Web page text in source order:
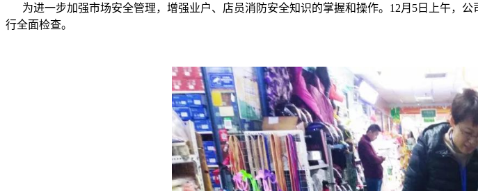
为进一步加强市场安全管理，增强业户、店员消防安全知识的掌握和操作。12月5日上午，
行全面检查。